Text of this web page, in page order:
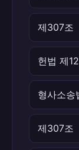
제307조
헌법 제
형사소송
제307조